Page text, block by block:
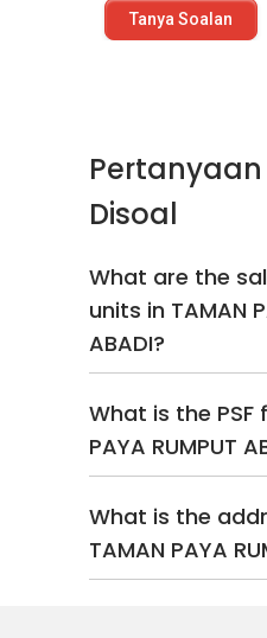
Tanya Soalan
Disoal
What are the
units in TAMAN
ABADI?
What is the PSF
PAYA RUMPUT
What is the
TAMAN PAYA